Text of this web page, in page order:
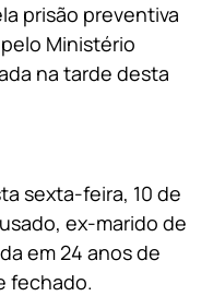
prisão preventiva
Ministério
na tarde desta
sexta-feira, 10 de
ex-marido de
em 24 anos de
fechado.